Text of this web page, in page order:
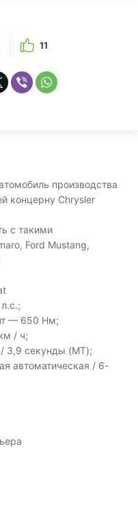
11
производства
концерну Chrysler
с такими
Ford Mustang,
— 650 Нм;
/ ч;
3,9 секунды (MT);
автоматическая / 6-